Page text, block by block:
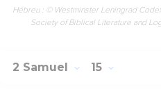
Hébreu : © Westminster Leningrad
Society of Biblical Literature and
2 Samuel 15